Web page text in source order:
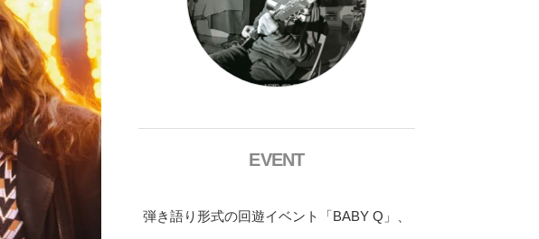
EVENT
弾き語り形式の回遊イベント「BABY Q」、